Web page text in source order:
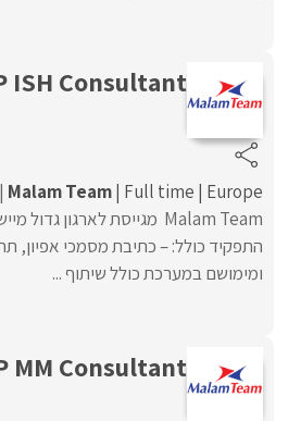
ISH Consultant
Malam Team Full time Europe
התפקיד כולל: – כתיבת מסמכי אפיון,
ומימושם במערכת כולל שיתוף ...
MM Consultant